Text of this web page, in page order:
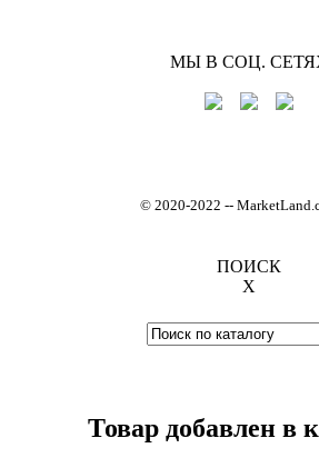
МЫ В СОЦ.
© 2020-2022 --
ПОИСК
X
Товар добавлен в